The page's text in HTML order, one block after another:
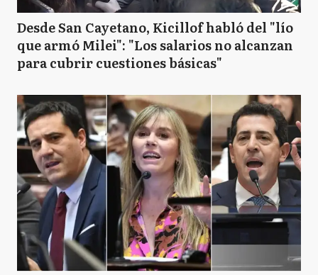
Desde San Cayetano, Kicillof habló del "lío
que armó Milei": "Los salarios no alcanzan
para cubrir cuestiones básicas"